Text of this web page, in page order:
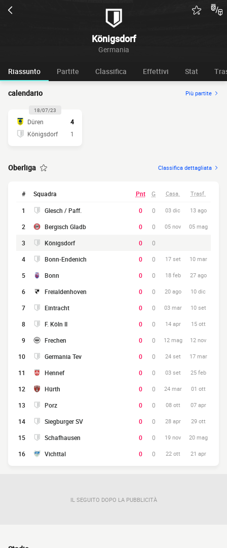
Königsdorf
Germania
Riassunto Partite Classifica Effettivi Stat
calendario Più partite
18/07/23
Düren
4
Königsdorf
1
Oberliga Classifica dettagliata
# Squadra Pnt G Casa. Trasf.
1 Glesch / Paff. 0 0 03 dic 13 ago
2 Bergisch Gladb 0 0 05 nov 05 mag
3 Königsdorf 0
0
4
Bonn-Endenich 0 0 17 set 10 mar
5 Bonn 0 0 18 feb 27 ago
6 Freialdenhoven 0 0 20 ago 10 dic
7 Eintracht 0 0 03 mar 10 set
8 F. Köln II 0 0 14 apr 15 ott
9 Frechen 0 0 12 mag 12 nov
10 Germania Tev 0 0 24 set 17 mar
11 Hennef 0 0 03 set 25 feb
12 Hürth 0 0 24 mar 01 ott
13 Porz 0 0 08 ott 07 apr
14 Siegburger SV 0 0 28 apr 29 ott
15 Schafhausen 0 0 19 nov 20 mag
16 Vichttal 0 0 22 ott 21 apr
IL SEGUITO DOPO LA PUBBLICITÀ